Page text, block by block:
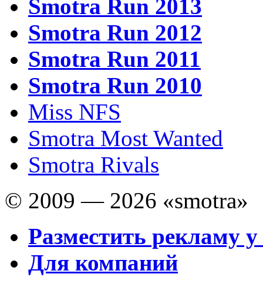
Smotra Run 2013
Smotra Run 2012
Smotra Run 2011
Smotra Run 2010
Miss NFS
Smotra Most Wanted
Smotra Rivals
© 2009 — 2026 «smotra»
Разместить рекламу у
Для компаний